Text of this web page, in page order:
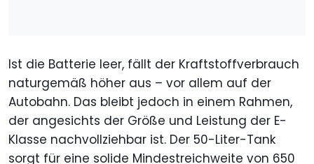
Ist die Batterie leer, fällt der Kraftstoffverbrauch
naturgemäß höher aus – vor allem auf der
Autobahn. Das bleibt jedoch in einem Rahmen,
der angesichts der Größe und Leistung der E-
Klasse nachvollziehbar ist. Der 50-Liter-Tank
sorgt für eine solide Mindestreichweite von 650